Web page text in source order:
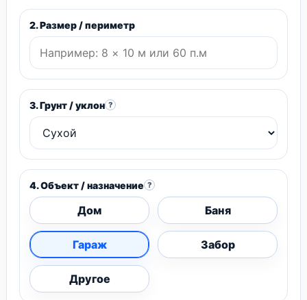
2. Размер / периметр
3. Грунт / уклон ?
4. Объект / назначение ?
Дом Баня
Гараж Забор
Другое